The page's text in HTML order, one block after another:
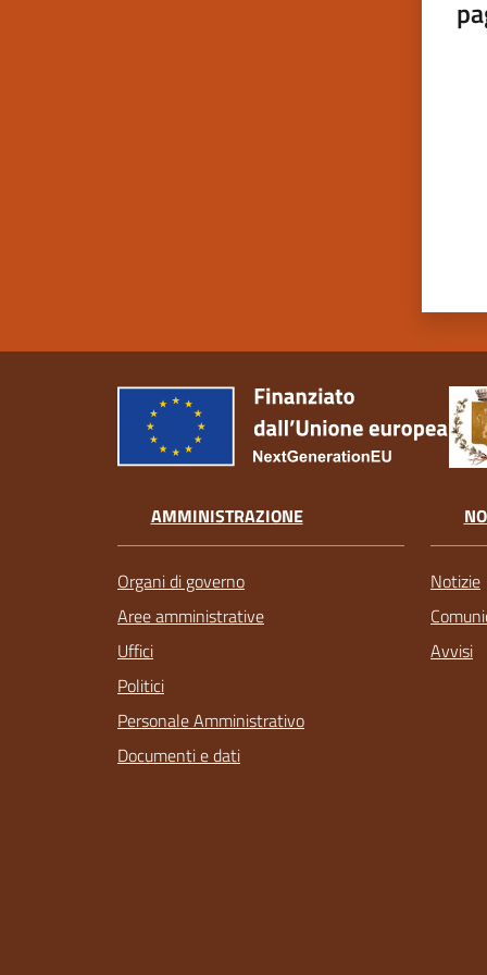
AMMINISTRAZIONE
Organi di governo
Aree amministrative
Uffici
Politici
Personale Amministrativo
Documenti e dati
Notizie
Avvisi